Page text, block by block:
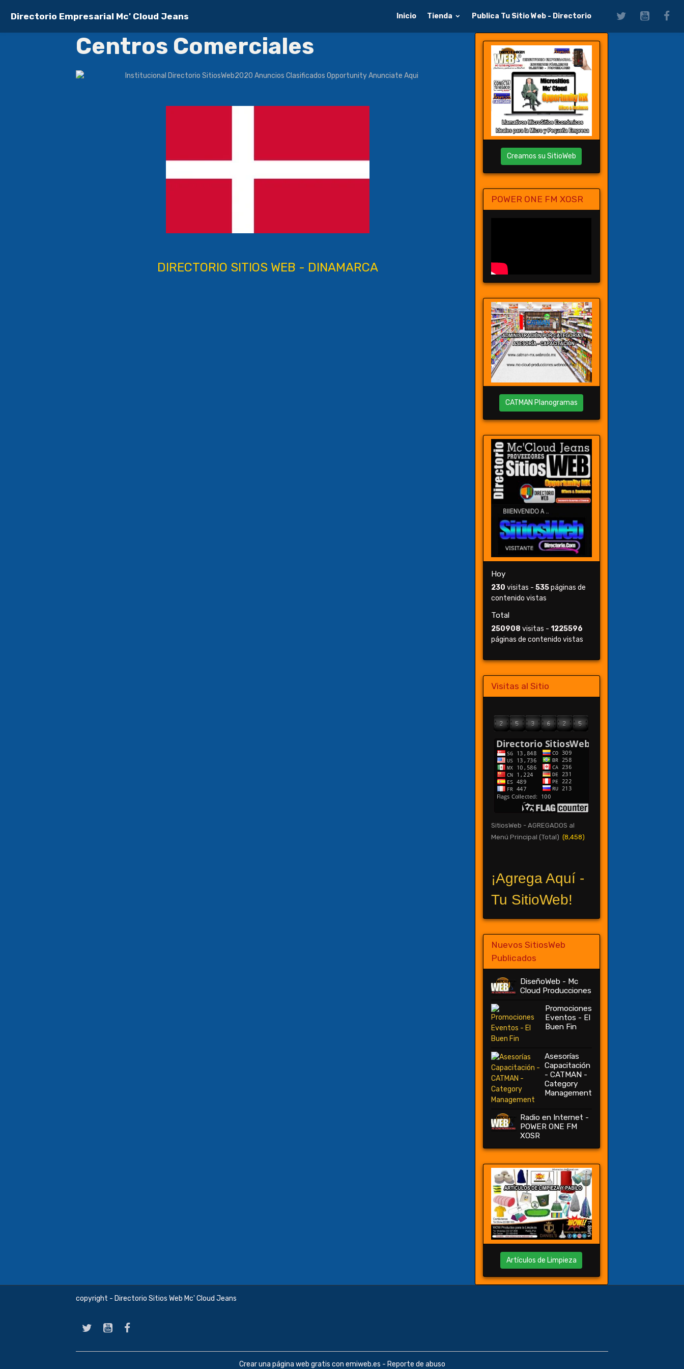
Directorio Empresarial Mc' Cloud Jeans Inicio Tienda Publica Tu Sitio Web - Directorio
Centros Comerciales
DIRECTORIO SITIOS WEB - DINAMARCA
Creamos su SitioWeb
POWER ONE FM XOSR
CATMAN Planogramas
Hoy
230 visitas -535páginas de
contenido vistas
Total
250908 visitas -1225596
páginas de contenido vistas
Visitas al Sitio
SitiosWeb - AGREGADOS al
Menú Principal (Total) (8,458)
¡Agrega Aquí -
Tu SitioWeb!
Nuevos SitiosWeb
Publicados
DiseñoWeb - Mc
Cloud Producciones
Promociones
Eventos - El
Buen Fin
Asesorías
Capacitación
- CATMAN -
Category
Management
Radio en Internet -
POWER ONE FM
XOSR
Artículos de Limpieza
copyright - Directorio Sitios Web Mc' Cloud Jeans
Crear una página web gratis con emiweb.es - Reporte de abuso